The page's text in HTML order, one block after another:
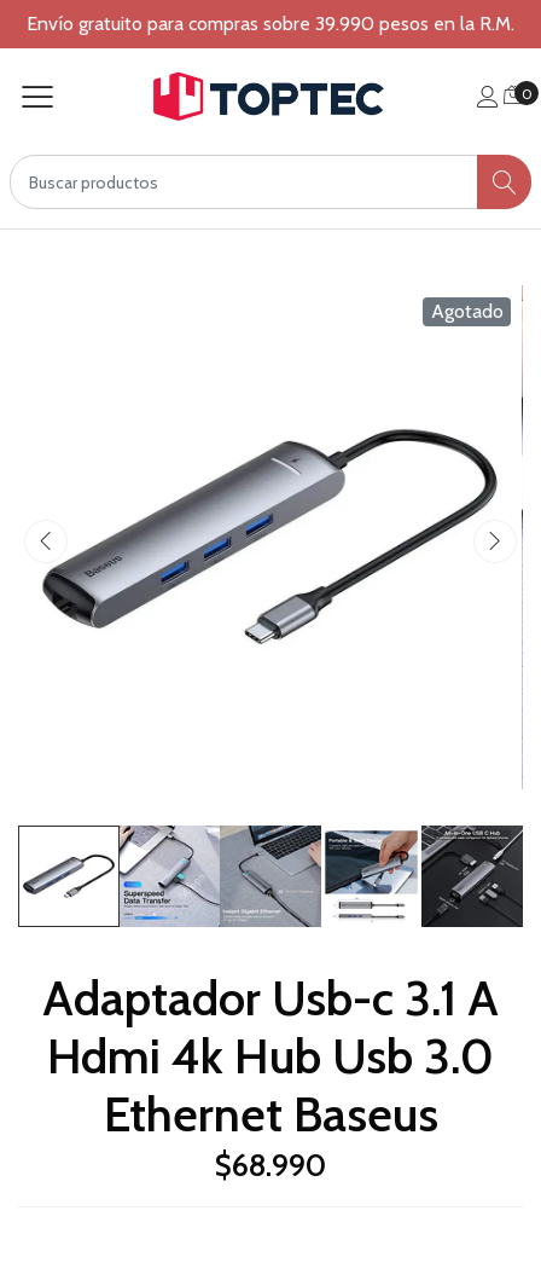
Envío gratuito para compras sobre 39.990 pesos en la R.M.
0
Agotado
Adaptador Usb-c 3.1 A
Hdmi 4k Hub Usb 3.0
Ethernet Baseus
$68.990